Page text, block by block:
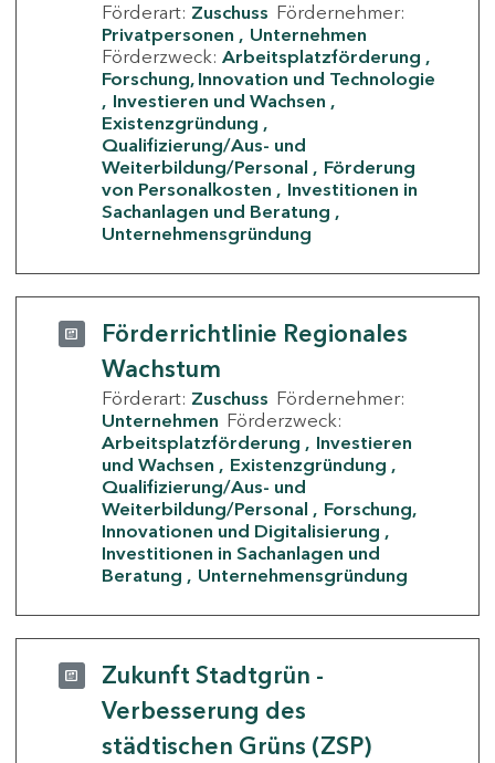
Förderart: Zuschuss Fördernehmer:
Privatpersonen
Unternehmen
Förderzweck: Arbeitsplatzförderung
Forschung, Innovation und Technologie
Investieren und Wachsen
Existenzgründung
Qualifizierung/Aus- und
Weiterbildung/Personal
Förderung
von Personalkosten
Investitionen in
Sachanlagen und Beratung
Unternehmensgründung
Förderrichtlinie Regionales
Wachstum
Förderart: Zuschuss Fördernehmer:
Unternehmen Förderzweck:
Arbeitsplatzförderung
Investieren
und Wachsen
Existenzgründung
Qualifizierung/Aus- und
Weiterbildung/Personal
Forschung,
Innovationen und Digitalisierung
Investitionen in Sachanlagen und
Beratung
Unternehmensgründung
Zukunft Stadtgrün -
Verbesserung des
städtischen Grüns (ZSP)